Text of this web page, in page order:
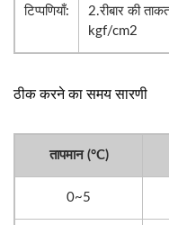
टिप्पणियाँ:
2.रीबार की
kgf/cm2
ठीक करने का समय सारणी
तापमान (°C)
0~5